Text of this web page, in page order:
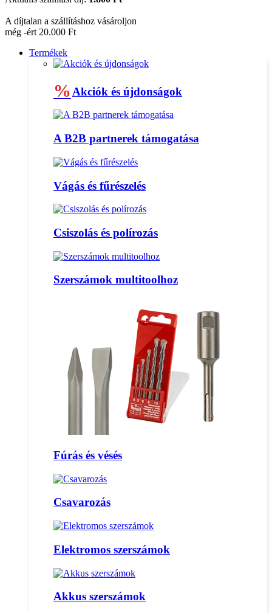
A díjtalan a szállításhoz vásároljon
még -ért 20.000 Ft
Termékek
% Akciók és újdonságok
A B2B partnerek támogatása
Vágás és fűrészelés
Csiszolás és polírozás
Szerszámok multitoolhoz
Fúrás és vésés
Csavarozás
Elektromos szerszámok
Akkus szerszámok